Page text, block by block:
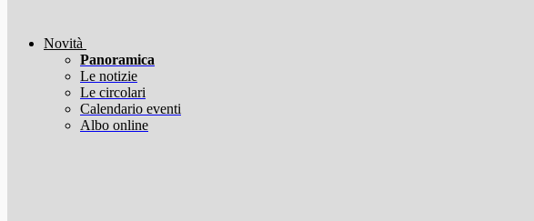
Novità
Panoramica
Le notizie
Le circolari
Calendario eventi
Albo online